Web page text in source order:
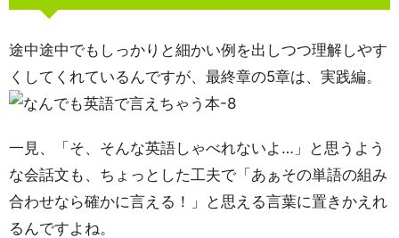
途中途中でもしっかりと細かい例を出しつつ理解しやす
くしてくれているんですが、最終章の5章は、実践編。
一見、「そ、そんな英語しゃべれないよ…」と思うよう
な会話文も、ちょっとした工夫で「あぁその単語の組み
合わせなら確かに言える！」と思える言葉に置きかえれ
るんですよね。